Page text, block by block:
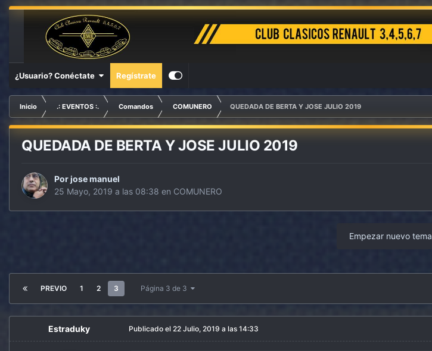
¿Usuario? Conéctate Regístrate
Inicio .: EVENTOS :. Comandos COMUNERO
QUEDADA DE BERTA Y JOSE JULIO 2019
QUEDADA DE BERTA Y JOSE JULIO 2019
Porjose manuel
25 Mayo, 2019 a las 08:38 en COMUNERO
Empezar nuevo tema
PREVIO 1 2 3 Página 3 de 3
Estraduky Publicado el 22 Julio, 2019 a las 14:33